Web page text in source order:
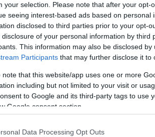
your selection. Please note that after your opt-
seeing interest-based ads based on personal
disclosed to third parties prior to your opt-
of your personal information by third
This information may also be disclosed
Participants that may further disclose it to
note that this website/app uses one or more
including but not limited to your visit or
to Google and its third-party tags to use
Google consent section.
Data Processing Opt Outs